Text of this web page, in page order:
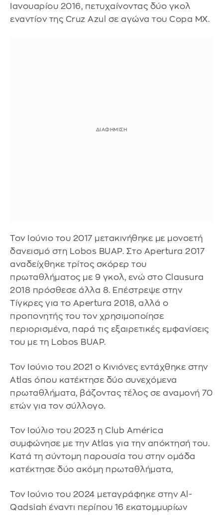
Ιανουαρίου 2016, πετυχαίνοντας δύο γκολ
εναντίον της Cruz Azul σε αγώνα του Copa MX.
Τον Ιούνιο του 2017 μετακινήθηκε με μονοετή
δανεισμό στη Lobos BUAP. Στο Apertura 2017
αναδείχθηκε τρίτος σκόρερ του
πρωταθλήματος με 9 γκολ, ενώ στο Clausura
2018 πρόσθεσε άλλα 8. Επέστρεψε στην
Τίγκρες για το Apertura 2018, αλλά ο
προπονητής του τον χρησιμοποίησε
περιορισμένα, παρά τις εξαιρετικές εμφανίσεις
του με τη Lobos BUAP.
Τον Ιούνιο του 2021 ο Κινιόνες εντάχθηκε στην
Atlas όπου κατέκτησε δύο συνεχόμενα
πρωταθλήματα, βάζοντας τέλος σε αναμονή 70
ετών για τον σύλλογο.
Τον Ιούλιο του 2023 η Club América
συμφώνησε με την Atlas για την απόκτησή του.
Κατά τη σύντομη παρουσία του στην ομάδα
κατέκτησε δύο ακόμη πρωταθλήματα,
Τον Ιούνιο του 2024 μεταγράφηκε στην Al-
Qadsiah έναντι περίπου 16 εκατομμυρίων